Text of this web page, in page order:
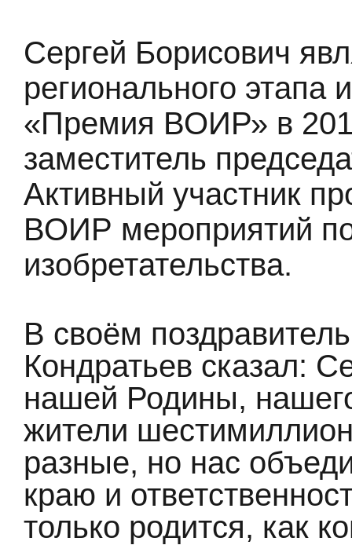
Сергей Борисович
регионального этапа
«Премия ВОИР» в
заместитель
Активный участник
ВОИР мероприятий
изобретательства.
В своём
Кондратьев сказал:
нашей Родины,
жители
разные, но нас
краю и
только родится, как